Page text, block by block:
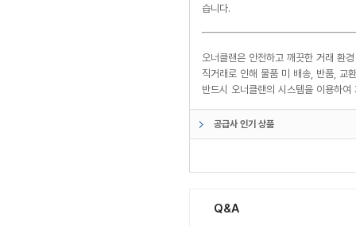
습니다.
오너클랜은 안전하고 깨끗한 거래 환
직거래로 인해 물품 미 배송, 반품, 교
반드시 오너클랜의 시스템을 이용하
공급사 인기 상품
Q&A